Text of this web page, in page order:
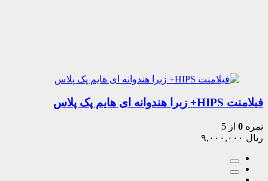
فیلامنت HIPS+ زبرا هندوانه ای هایم پک پلاس
نمره 0 از 5
ریال